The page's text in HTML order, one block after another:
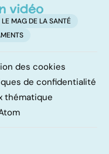
LE MAG DE LA SANTÉ
des cookies
de confidentialité
thématique